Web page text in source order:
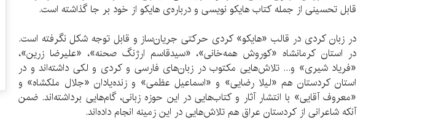
قابل تحسینی از جمله کتاب‌ هایکو نویسی و درباره‌ی‌ هایکو از خود بر جا گذاشته است.
در زبان کردی در قالب «هایکو» کردی حرکتی جریان‌ساز و قابل توجه شکل نگرفته است.
در استان کرمانشاه «کوروش همه‌خانی»، «سیدقاسم ارژنگ صحنه»، «علیرضا زرین»،
«فریاد شیری» و... تلاش‌هایی مکتوب در زبان‌های فارسی و کردی و لکی داشته‌اند و در
استان کردستان هم «لیلا رضایی» و «اسماعیل عظمی» و زنده‌یادان «جلال ملکشاه» و
«معروف آقایی» با انتشار آثار و کتاب‌هایی در این حوزه زبانی، گام‌هایی برداشته‌اند. ضمن
آنکه شاعرانی از کردستان عراق هم تلاش‌هایی در این زمینه انجام داده‌اند.